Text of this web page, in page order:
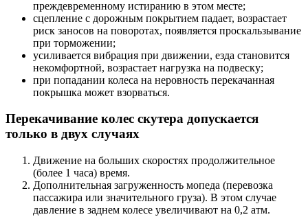
преждевременному истиранию в этом месте;
сцепление с дорожным покрытием падает, возрастает
риск заносов на поворотах, появляется проскальзывание
при торможении;
усиливается вибрация при движении, езда становится
некомфортной, возрастает нагрузка на подвеску;
при попадании колеса на неровность перекачанная
покрышка может взорваться.
Перекачивание колес скутера допускается
только в двух случаях
Движение на больших скоростях продолжительное
(более 1 часа) время.
Дополнительная загруженность мопеда (перевозка
пассажира или значительного груза). В этом случае
давление в заднем колесе увеличивают на 0,2 атм.